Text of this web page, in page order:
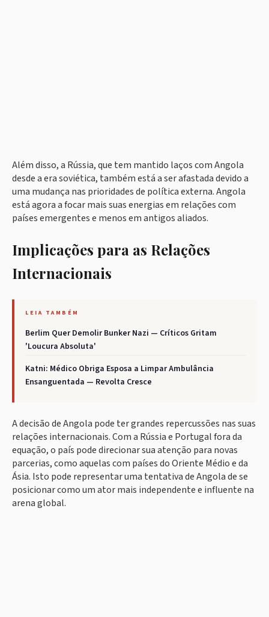
Além disso, a Rússia, que tem mantido laços com Angola
desde a era soviética, também está a ser afastada devido a
uma mudança nas prioridades de política externa. Angola
está agora a focar mais suas energias em relações com
países emergentes e menos em antigos aliados.
Implicações para as Relações
Internacionais
LEIA TAMBÉM
Berlim Quer Demolir Bunker Nazi — Críticos Gritam
'Loucura Absoluta'
Katni: Médico Obriga Esposa a Limpar Ambulância
Ensanguentada — Revolta Cresce
A decisão de Angola pode ter grandes repercussões nas suas
relações internacionais. Com a Rússia e Portugal fora da
equação, o país pode direcionar sua atenção para novas
parcerias, como aquelas com países do Oriente Médio e da
Ásia. Isto pode representar uma tentativa de Angola de se
posicionar como um ator mais independente e influente na
arena global.